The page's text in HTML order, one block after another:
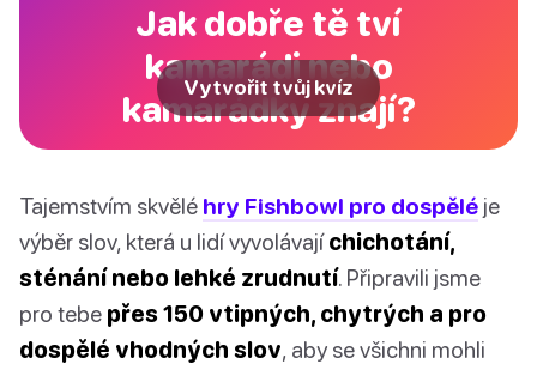
Jak dobře tě tví
kamarádi nebo
kamarádky znají?
Vytvořit tvůj kvíz
Tajemstvím skvělé hry Fishbowl pro dospělé je
výběr slov, která u lidí vyvolávajíchichotání,
sténání nebo lehké zrudnutí. Připravili jsme
pro tebe přes 150 vtipných, chytrých a pro
dospělé vhodných slov, aby se všichni mohli